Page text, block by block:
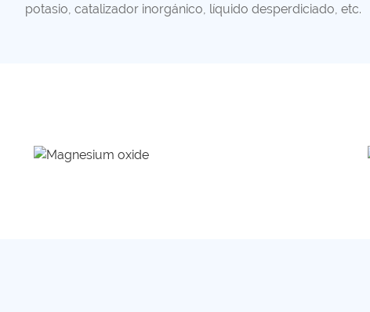
potasio, catalizador inorgánico, líquido desperdiciado, etc.